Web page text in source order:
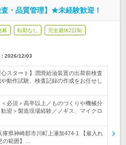
・品質管理】★未経験歓迎！
募 転勤なし 完全週休2日制
2026/12/03
心スタート】潤滑給油装置の出荷前検査
動作試験、検査記録の作成をお任せし
必須＞高卒以上／ものづくりや機械分
迎＞製造現場経験／ノギス、マイクロ
県神崎郡市川町上瀬加474-1 【雇入れ
の範囲】…